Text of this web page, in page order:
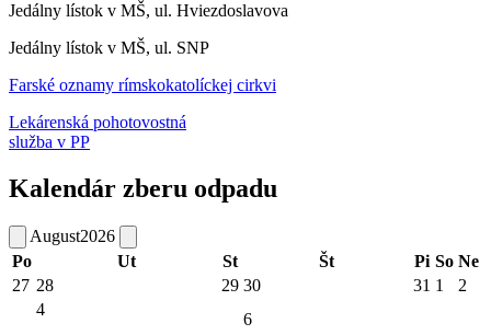
Jedálny lístok v MŠ, ul. Hviezdoslavova
Jedálny lístok v MŠ, ul. SNP
Farské oznamy rímskokatolíckej cirkvi
Lekárenská pohotovostná
služba v PP
Kalendár zberu odpadu
August2026
Po
Ut St Št Pi So Ne
27 28 29 30 31 1 2
4
6